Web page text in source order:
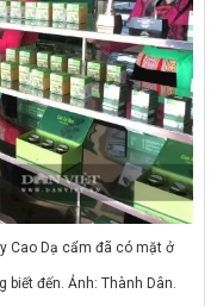
Cao Dạ cẩm đã có mặt ở
đến. Ảnh: Thành Dân.